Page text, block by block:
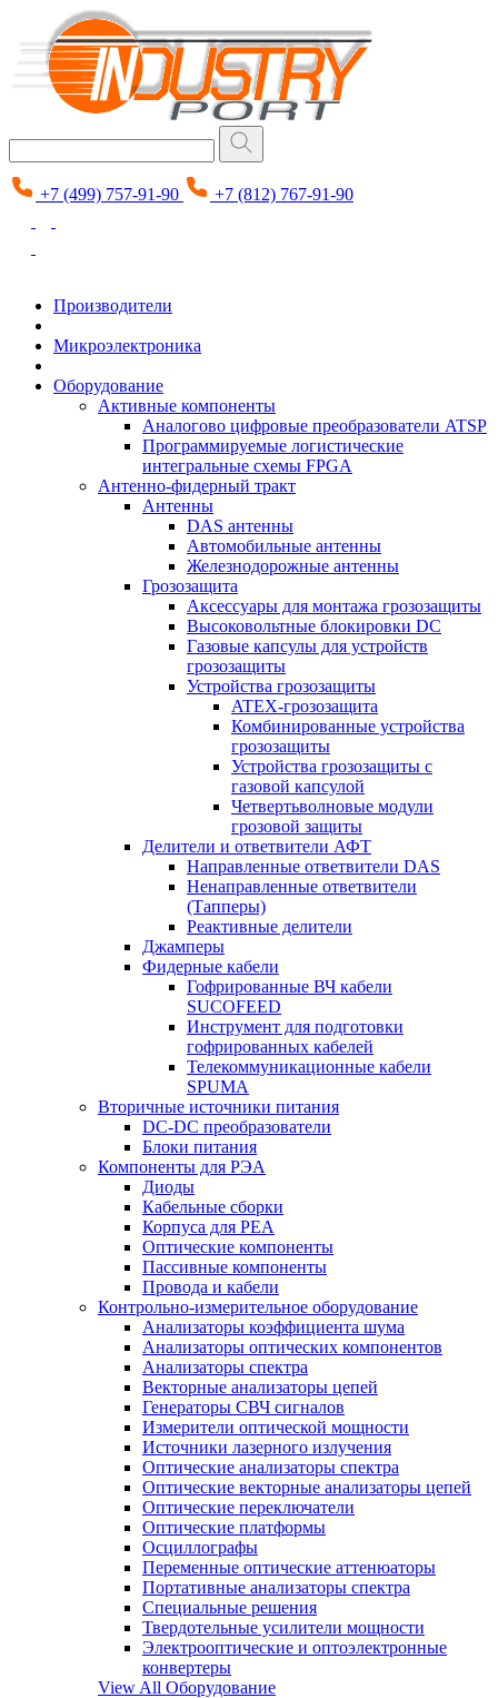
+7 (499) 757-91-90 +7 (812) 767-91-90
Производители
Микроэлектроника
Оборудование
Активные компоненты
Аналогово цифровые преобразователи ATSP
Программируемые логистические
интегральные схемы FPGA
Антенно-фидерный тракт
Антенны
DAS антенны
Автомобильные антенны
Железнодорожные антенны
Грозозащита
Аксессуары для монтажа грозозащиты
Высоковольтные блокировки DC
Газовые капсулы для устройств
грозозащиты
Устройства грозозащиты
ATEX-грозозащита
Комбинированные устройства
грозозащиты
Устройства грозозащиты с
газовой капсулой
Четвертьволновые модули
грозовой защиты
Делители и ответвители АФТ
Направленные ответвители DAS
Ненаправленные ответвители
(Тапперы)
Реактивные делители
Джамперы
Фидерные кабели
Гофрированные ВЧ кабели
SUCOFEED
Инструмент для подготовки
гофрированных кабелей
Телекоммуникационные кабели
SPUMA
Вторичные источники питания
DC-DC преобразователи
Блоки питания
Компоненты для РЭА
Диоды
Кабельные сборки
Корпуса для РЕА
Оптические компоненты
Пассивные компоненты
Провода и кабели
Контрольно-измерительное оборудование
Анализаторы коэффициента шума
Анализаторы оптических компонентов
Анализаторы спектра
Векторные анализаторы цепей
Генераторы СВЧ сигналов
Измерители оптической мощности
Источники лазерного излучения
Оптические анализаторы спектра
Оптические векторные анализаторы цепей
Оптические переключатели
Оптические платформы
Осциллографы
Переменные оптические аттенюаторы
Портативные анализаторы спектра
Специальные решения
Твердотельные усилители мощности
Электрооптические и оптоэлектронные
конвертеры
View All Оборудование